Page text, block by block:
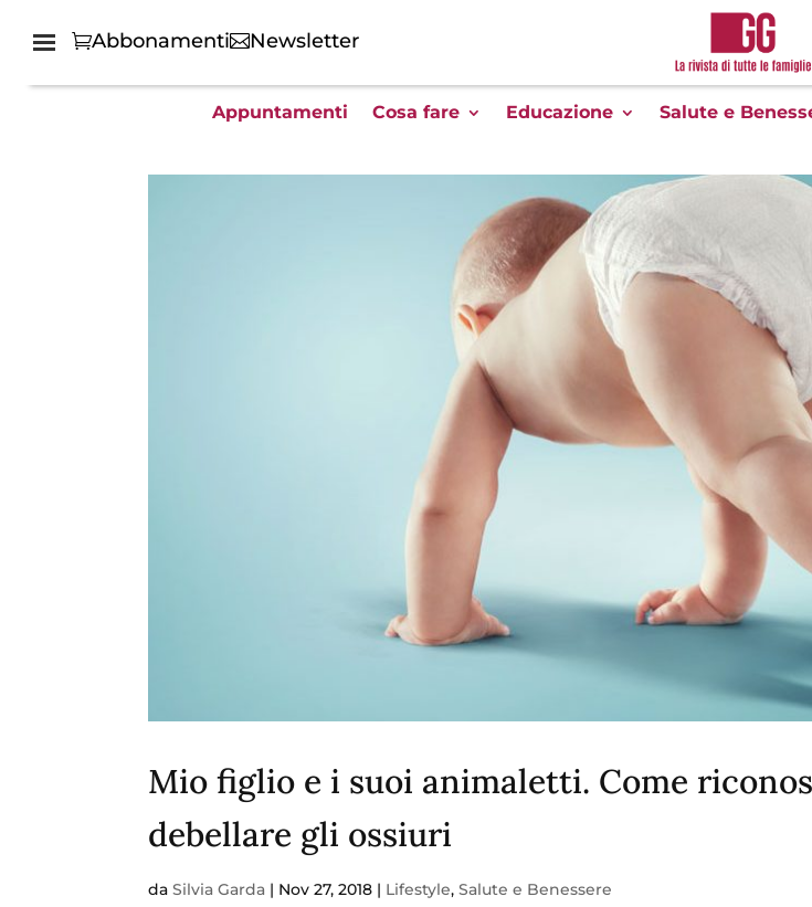
Abbonamenti Newsletter
Appuntamenti Cosa fare Educazione Salute e
Mio figlio e i suoi animaletti. Come
debellare gli ossiuri
daSilvia Garda | Nov 27, 2018 | Lifestyle,Salute e Benessere